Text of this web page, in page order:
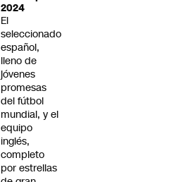
2024
El
seleccionado
español,
lleno de
jóvenes
promesas
del fútbol
mundial, y el
equipo
inglés,
completo
por estrellas